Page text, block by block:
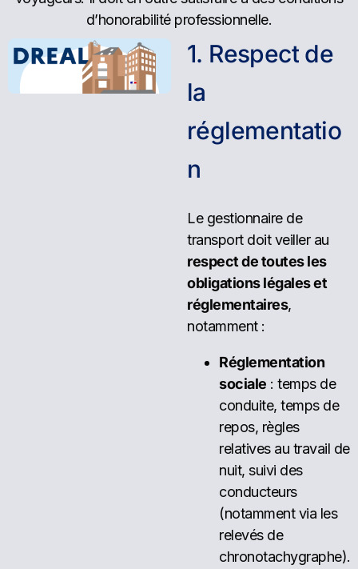
d’honorabilité professionnelle.
1. Respect de
la
réglementatio
n
Le gestionnaire de
transport doit veiller au
respect de toutes les
obligations légales et
réglementaires,
notamment :
Réglementation
sociale : temps de
conduite, temps de
repos, règles
relatives au travail de
nuit, suivi des
conducteurs
(notamment via les
relevés de
chronotachygraphe).